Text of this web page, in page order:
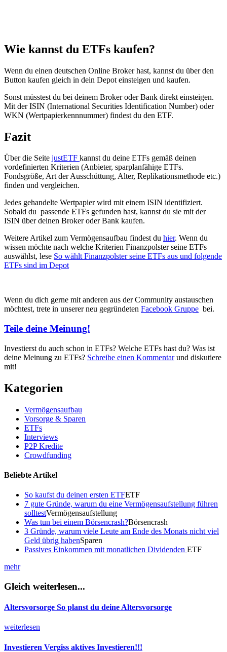
Wie kannst du ETFs kaufen?
Wenn du einen deutschen Online Broker hast, kannst du über den
Button kaufen gleich in dein Depot einsteigen und kaufen.
Sonst müsstest du bei deinem Broker oder Bank direkt einsteigen.
Mit der ISIN (International Securities Identification Number) oder
WKN (Wertpapierkennnummer) findest du den ETF.
Fazit
Über die Seite justETF kannst du deine ETFs gemäß deinen
vordefinierten Kriterien (Anbieter, sparplanfähige ETFs.
Fondsgröße, Art der Ausschüttung, Alter, Replikationsmethode etc.)
finden und vergleichen.
Jedes gehandelte Wertpapier wird mit einem ISIN identifiziert.
Sobald du passende ETFs gefunden hast, kannst du sie mit der
ISIN über deinen Broker oder Bank kaufen.
Weitere Artikel zum Vermögensaufbau findest du hier. Wenn du
wissen möchte nach welche Kriterien Finanzpolster seine ETFs
auswählst, lese So wählt Finanzpolster seine ETFs aus und folgende
ETFs sind im Depot
Wenn du dich gerne mit anderen aus der Community austauschen
möchtest, trete in unserer neu gegründeten Facebook Gruppe bei.
Teile deine Meinung!
Investierst du auch schon in ETFs? Welche ETFs hast du? Was ist
deine Meinung zu ETFs? Schreibe einen Kommentarund diskutiere
mit!
Kategorien
Vermögensaufbau
Vorsorge & Sparen
ETFs
Interviews
P2P Kredite
Crowdfunding
Beliebte Artikel
So kaufst du deinen ersten ETFETF
7 gute Gründe, warum du eine Vermögensaufstellung führen
solltestVermögensaufstellung
Was tun bei einem Börsencrash?Börsencrash
3 Gründe, warum viele Leute am Ende des Monats nicht viel
Geld übrig habenSparen
Passives Einkommen mit monatlichen Dividenden ETF
mehr
Gleich weiterlesen...
Altersvorsorge So planst du deine Altersvorsorge
weiterlesen
Investieren Vergiss aktives Investieren!!!